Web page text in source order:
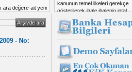
kanunun temel ilkeleri gerekçe
gösterilerek ihale ihalenin iptal
edilmesi mevzuata uygun
mudur?
- No: